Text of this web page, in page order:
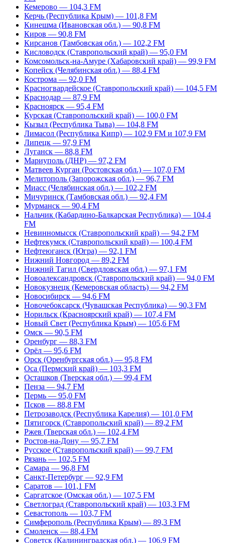
Кемерово — 104,3 FM
Керчь (Республика Крым) — 101,8 FM
Кинешма (Ивановская обл.) — 90,8 FM
Киров — 90,8 FM
Кирсанов (Тамбовская обл.) — 102,2 FM
Кисловодск (Ставропольский край) — 95,0 FM
Комсомольск-на-Амуре (Хабаровский край) — 99,9 FM
Копейск (Челябинская обл.) — 88,4 FM
Кострома — 92,0 FM
Красногвардейское (Ставропольский край) — 104,5 FM
Краснодар — 87,9 FM
Красноярск — 95,4 FM
Курская (Ставропольский край) — 100,0 FM
Кызыл (Республика Тыва) — 104,8 FM
Лимасол (Республика Кипр) — 102,9 FM и 107,9 FM
Липецк — 97,9 FM
Луганск — 88,8 FM
Мариуполь (ДНР) — 97,2 FM
Матвеев Курган (Ростовская обл.) — 107,0 FM
Мелитополь (Запорожская обл.) — 96,7 FM
Миасс (Челябинская обл.) — 102,2 FM
Мичуринск (Тамбовская обл.) — 92,4 FM
Мурманск — 90,4 FM
Нальчик (Кабардино-Балкарская Республика) — 104,4
FM
Невинномысск (Ставропольский край) — 94,2 FM
Нефтекумск (Ставропольский край) — 100,4 FM
Нефтеюганск (Югра) — 92,1 FM
Нижний Новгород — 89,2 FM
Нижний Тагил (Свердловская обл.) — 97,1 FM
Новоалександровск (Ставропольский край) — 94,0 FM
Новокузнецк (Кемеровская область) — 94,2 FM
Новосибирск — 94,6 FM
Новочебоксарск (Чувашская Республика) — 90,3 FM
Норильск (Красноярский край) — 107,4 FM
Новый Свет (Республика Крым) — 105,6 FM
Омск — 90,5 FM
Оренбург — 88,3 FM
Орёл — 95,6 FM
Орск (Оренбургская обл.) — 95,8 FM
Оса (Пермский край) — 103,3 FM
Осташков (Тверская обл.) — 99,4 FM
Пенза — 94,7 FM
Пермь — 95,0 FM
Псков — 88,8 FM
Петрозаводск (Республика Карелия) — 101,0 FM
Пятигорск (Ставропольский край) — 89,2 FM
Ржев (Тверская обл.) — 102,4 FM
Ростов-на-Дону — 95,7 FM
Русское (Ставропольский край) — 99,7 FM
Рязань — 102,5 FM
Самара — 96,8 FM
Санкт-Петербург — 92,9 FM
Саратов — 101,1 FM
Саргатское (Омская обл.) — 107,5 FM
Светлоград (Ставропольский край) — 103,3 FM
Севастополь — 103,7 FM
Симферополь (Республика Крым) — 89,3 FM
Смоленск — 88,4 FM
Советск (Калининградская обл.) — 106,9 FM